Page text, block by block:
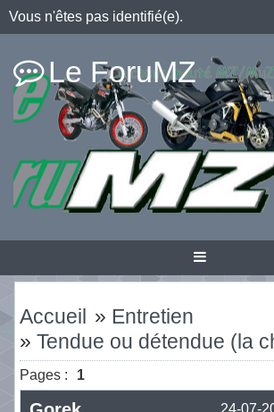
Vous n'êtes pas identifié(e).
Le ForuMZ
Accueil » Entretien
» Tendue ou détendue (la
Pages : 1
24-07-